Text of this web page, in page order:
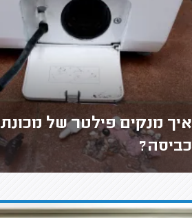
איך מנקים פילטר של מכונת
כביסה?